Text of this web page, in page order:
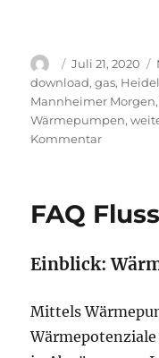
Autor
Veröffentlicht
am
Juli 21, 2020
download,gas,
Mannheimer Morgen,
Wärmepumpen,
Kommentarzu
neu
Öl
Gas
(Mai,2021)
FAQ
Einblick:
Mittels